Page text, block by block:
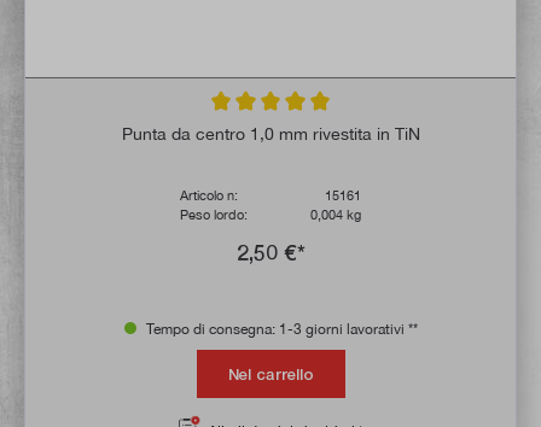
Valutazione media di 5 su 5 stelle
Punta da centro 1,0 mm rivestita in TiN
Articolo n:
15161
Peso lordo:
0,004 kg
2,50 €*
Tempo di consegna: 1-3 giorni lavorativi **
Nel carrello